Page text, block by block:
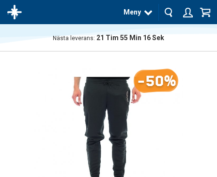
Meny
Nästa leverans: 21 Tim 55 Min 16Sek
-50%